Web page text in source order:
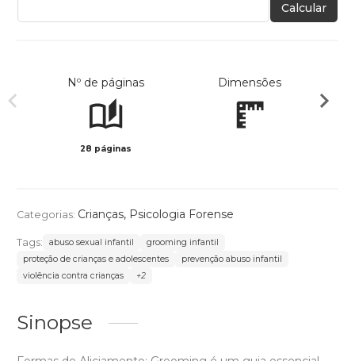
Calcular
Nº de páginas
28 páginas
Dimensões
Categorias: Crianças, Psicologia Forense
Tags: abuso sexual infantil
grooming infantil
proteção de crianças e adolescentes
prevenção abuso infantil
violência contra crianças
+2
Sinopse